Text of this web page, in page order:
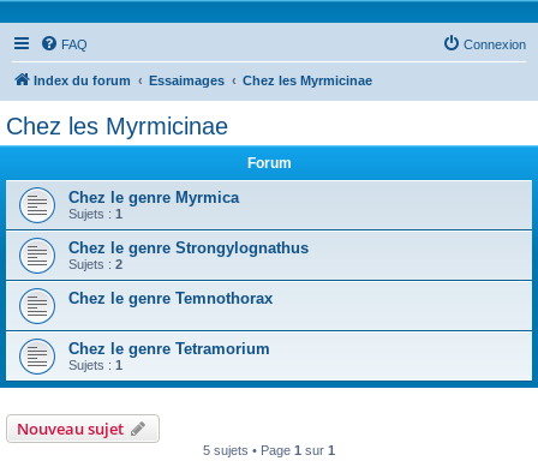
FAQ Connexion
Index du forum Essaimages Chez les Myrmicinae
Chez les Myrmicinae
Forum
Chez le genre Myrmica
Sujets : 1
Chez le genre Strongylognathus
Sujets : 2
Chez le genre Temnothorax
Chez le genre Tetramorium
Sujets : 1
Nouveau sujet
5 sujets • Page 1 sur 1